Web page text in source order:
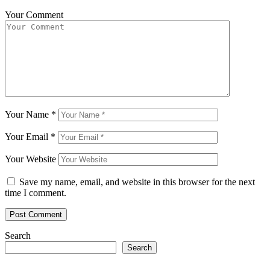
Your Comment
Your Name *
Your Email *
Your Website
Save my name, email, and website in this browser for the next
time I comment.
Search
Search